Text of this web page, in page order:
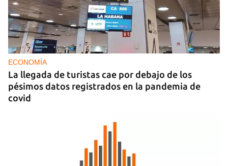
ECONOMÍA
La llegada de turistas cae por debajo de los
pésimos datos registrados en la pandemia de
covid